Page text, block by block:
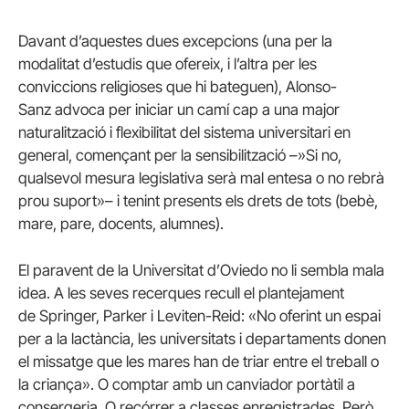
Davant d’aquestes dues excepcions (una per la
modalitat d’estudis que ofereix, i l’altra per les
conviccions religioses que hi bateguen), Alonso-
Sanz advoca per iniciar un camí cap a una major
naturalització i flexibilitat del sistema universitari en
general, començant per la sensibilització –»Si no,
qualsevol mesura legislativa serà mal entesa o no rebrà
prou suport»– i tenint presents els drets de tots (bebè,
mare, pare, docents, alumnes).
El paravent de la Universitat d’Oviedo no li sembla mala
idea. A les seves recerques recull el plantejament
de Springer, Parker i Leviten-Reid: «No oferint un espai
per a la lactància, les universitats i departaments donen
el missatge que les mares han de triar entre el treball o
la criança». O comptar amb un canviador portàtil a